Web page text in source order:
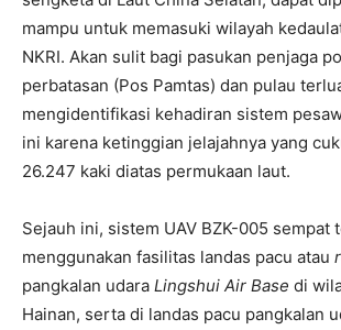
mampu untuk memasuki wilayah
NKRI. Akan sulit bagi pasukan penjaga
perbatasan (Pos Pamtas) dan pulau
mengidentifikasi kehadiran sistem
ini karena ketinggian jelajahnya yang
26.247 kaki diatas permukaan laut.
Sejauh ini, sistem UAV BZK-005 sempat
menggunakan fasilitas landas pacu atau
pangkalan udara Lingshui Air Base di
Hainan, serta di landas pacu pangkalan